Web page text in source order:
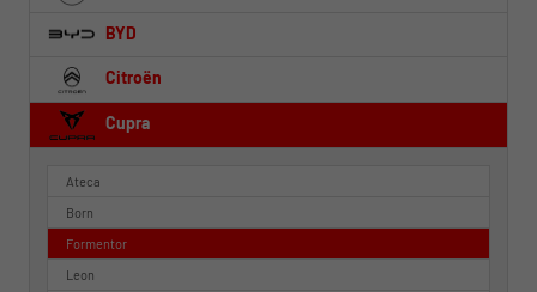
BYD
Citroën
Cupra
Ateca
Born
Formentor
Leon